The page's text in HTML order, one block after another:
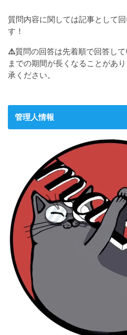
質問内容に関しては記事として
す！
⚠️質問の回答は先着順で回答し
までの期間が長くなることがあ
承ください。
管理人情報